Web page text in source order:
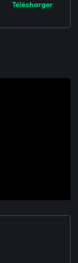
Télécharger